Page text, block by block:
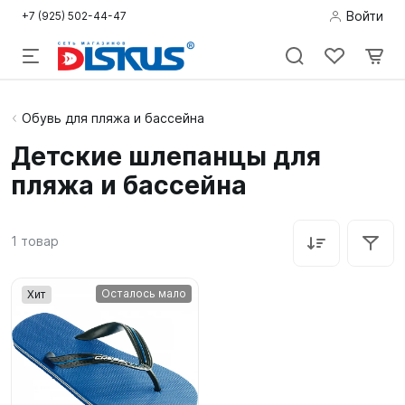
+7 (925) 502-44-47 Войти
Подводная
Дайвинг
Пляж
Фридайвинг
Детям
Бассейн
Обувь для пляжа и бассейна
Детские шлепанцы для
пляжа и бассейна
1 товар
Хит Осталось мало